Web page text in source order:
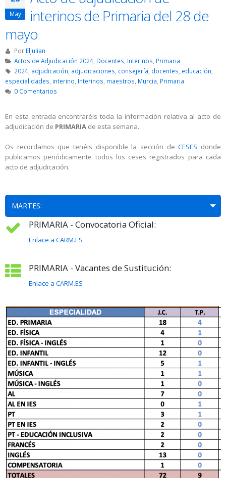
May
interinos de Primaria del 28 de
mayo
Por ElJulian
Actos de Adjudicación 2024, Docentes Interinos Primaria
2024, adjudicación, adjudicaciones, consejería, docentes, educación,
especialidades, interino, Interinos, maestros, Murcia, Primaria
0 Comentarios
En esta entrada encontraréis toda la información relativa al acto de
adjudicación de PRIMARIA de esta semana.
Os recordamos que tenéis disponible la sección deCESES donde
publicamos periódicamente todos los ceses registrados para cada
acto de adjudicación.
MARTES:
PRIMARIA - Convocatoria Oficial:
Enlace a CARM.ES
PRIMARIA - Vacantes de Sustitución:
Enlace a CARM.ES